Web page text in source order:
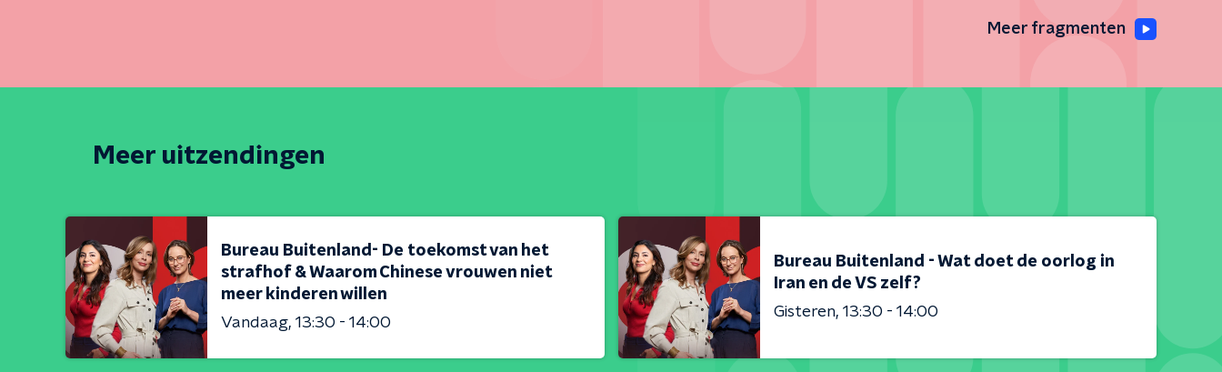
Meer fragmenten
Meer uitzendingen
Bureau Buitenland- De toekomst van het
strafhof & Waarom Chinese vrouwen niet
meer kinderen willen
Vandaag 13:30 - 14:00
Bureau Buitenland - Wat doet de oorlog in
Iran en de VS zelf?
Gisteren 13:30 - 14:00